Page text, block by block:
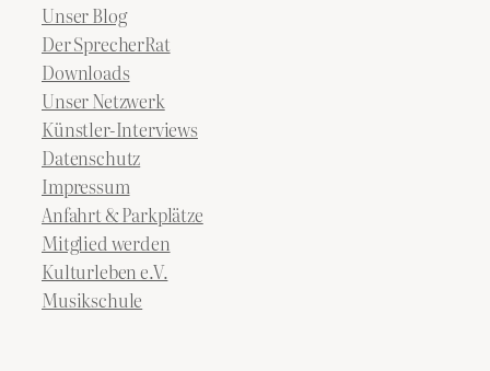
Unser Blog
Der SprecherRat
Downloads
Unser Netzwerk
Künstler-Interviews
Datenschutz
Impressum
Anfahrt & Parkplätze
Mitglied werden
Kulturleben e.V.
Musikschule